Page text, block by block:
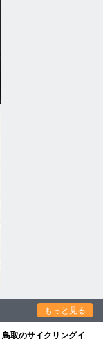
もっと見る
取のサイクリングイ